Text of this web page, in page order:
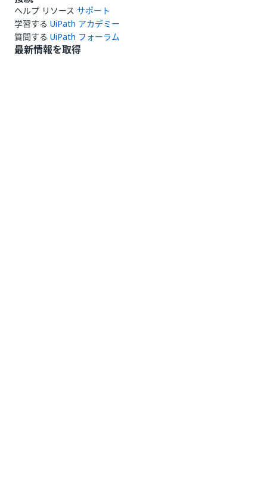
ヘルプ リソース サポート
学習する UiPath アカデミー
質問する UiPath フォーラム
最新情報を取得